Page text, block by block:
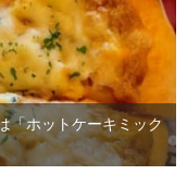
「ホットケーキミック